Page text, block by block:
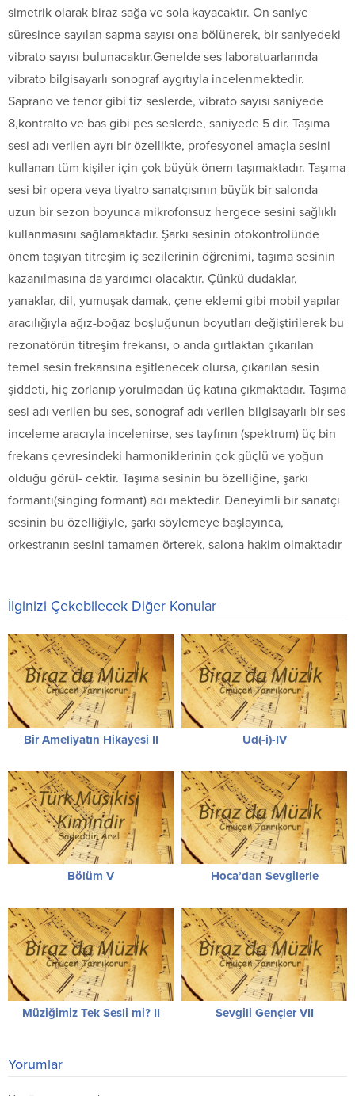
simetrik olarak biraz sağa ve sola kayacaktır. On saniye
süresince sayılan sapma sayısı ona bölünerek, bir saniyedeki
vibrato sayısı bulunacaktır.Genelde ses laboratuarlarında
vibrato bilgisayarlı sonograf aygıtıyla incelenmektedir.
Saprano ve tenor gibi tiz seslerde, vibrato sayısı saniyede
8,kontralto ve bas gibi pes seslerde, saniyede 5 dir. Taşıma
sesi adı verilen ayrı bir özellikte, profesyonel amaçla sesini
kullanan tüm kişiler için çok büyük önem taşımaktadır. Taşıma
sesi bir opera veya tiyatro sanatçısının büyük bir salonda
uzun bir sezon boyunca mikrofonsuz hergece sesini sağlıklı
kullanmasını sağlamaktadır. Şarkı sesinin otokontrolünde
önem taşıyan titreşim iç sezilerinin öğrenimi, taşıma sesinin
kazanılmasına da yardımcı olacaktır. Çünkü dudaklar,
yanaklar, dil, yumuşak damak, çene eklemi gibi mobil yapılar
aracılığıyla ağız-boğaz boşluğunun boyutları değiştirilerek bu
rezonatörün titreşim frekansı, o anda gırtlaktan çıkarılan
temel sesin frekansına eşitlenecek olursa, çıkarılan sesin
şiddeti, hiç zorlanıp yorulmadan üç katına çıkmaktadır. Taşıma
sesi adı verilen bu ses, sonograf adı verilen bilgisayarlı bir ses
inceleme aracıyla incelenirse, ses tayfının (spektrum) üç bin
frekans çevresindeki harmoniklerinin çok güçlü ve yoğun
olduğu görül- cektir. Taşıma sesinin bu özelliğine, şarkı
formantı(singing formant) adı mektedir. Deneyimli bir sanatçı
sesinin bu özelliğiyle, şarkı söylemeye başlayınca,
orkestranın sesini tamamen örterek, salona hakim olmaktadır
İlginizi Çekebilecek Diğer Konular
Bir Ameliyatın Hikayesi II Ud(-i)-IV
Bölüm V Hoca’dan Sevgilerle
Müziğimiz Tek Sesli mi? II Sevgili Gençler VII
Yorumlar